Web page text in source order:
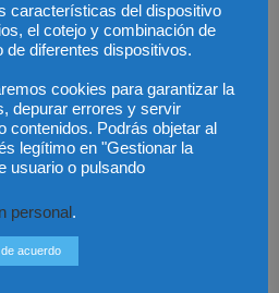
características del dispositivo
el cotejo y combinación de
de diferentes dispositivos.
cookies para garantizar la
depurar errores y servir
contenidos. Podrás objetar al
legítimo en "Gestionar la
usuario o pulsando
personal.
acuerdo